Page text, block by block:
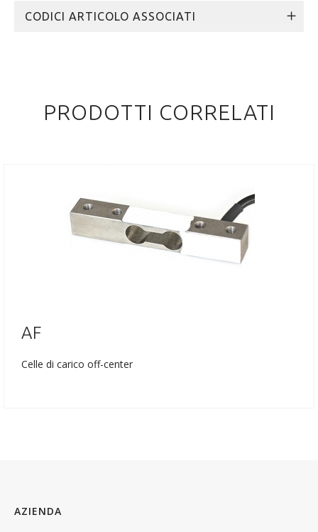
CODICI ARTICOLO ASSOCIATI
PRODOTTI CORRELATI
AF
Celle di carico off-center
AZIENDA